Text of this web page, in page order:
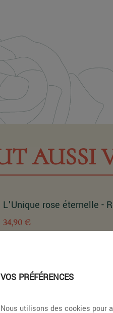
AUSSI
L'Unique rose éternelle -
34,90 €
VOS PRÉFÉRENCES
Nous utilisons des cookies pour